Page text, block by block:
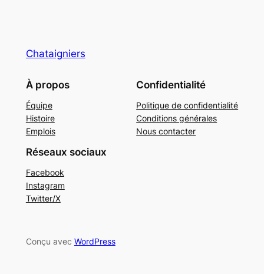
Chataigniers
À propos
Équipe
Histoire
Emplois
Confidentialité
Politique de confidentialité
Conditions générales
Nous contacter
Réseaux sociaux
Facebook
Instagram
Twitter/X
Conçu avec WordPress